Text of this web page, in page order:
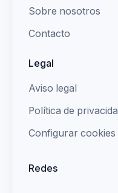
Sobre nosotros
Contacto
Legal
Aviso legal
Política de
Configurar cookies
Redes